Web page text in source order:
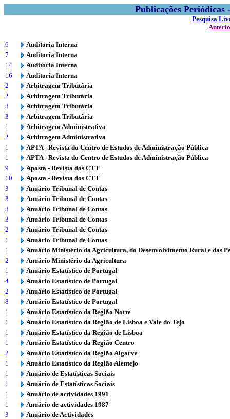
Publicações
Pesquisa
6
Auditoria Interna
7
Auditoria Interna
14
Auditoria Interna
16
Auditoria Interna
2
Arbitragem Tributária
2
Arbitragem Tributária
3
Arbitragem Tributária
3
Arbitragem Tributária
1
Arbitragem Administrativa
2
Arbitragem Administrativa
1
APTA - Revista do Centro de Estudos de Administração Pública
1
APTA - Revista do Centro de Estudos de Administração Pública
9
Aposta - Revista dos CTT
10
Aposta - Revista dos CTT
3
Anuário Tribunal de Contas
3
Anuário Tribunal de Contas
3
Anuário Tribunal de Contas
3
Anuário Tribunal de Contas
2
Anuário Tribunal de Contas
1
Anuário Tribunal de Contas
1
Anuário Ministério da Agricultura, do Desenvolvimento Rural e das
2
Anuário Ministério da Agricultura
1
Anuário Estatístico de Portugal
4
Anuário Estatístico de Portugal
2
Anuário Estatístico de Portugal
8
Anuário Estatístico de Portugal
1
Anuário Estatístico da Região Norte
1
Anuário Estatístico da Região de Lisboa e Vale do Tejo
1
Anuário Estatístico da Região de Lisboa
1
Anuário Estatístico da Região Centro
2
Anuário Estatístico da Região Algarve
1
Anuário Estatístico da Região Alentejo
1
Anuário de Estatísticas Sociais
1
Anuário de Estatísticas Sociais
1
Anuário de actividades 1991
1
Anuário de actividades 1987
3
Anuário de Actividades